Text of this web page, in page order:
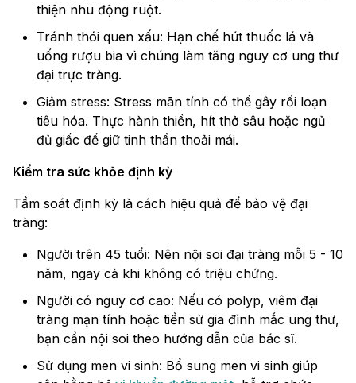
thiện nhu động ruột.
Tránh thói quen xấu: Hạn chế hút thuốc lá và
uống rượu bia vì chúng làm tăng nguy cơ ung thư
đại trực tràng.
Giảm stress: Stress mãn tính có thể gây rối loạn
tiêu hóa. Thực hành thiền, hít thở sâu hoặc ngủ
đủ giấc để giữ tinh thần thoải mái.
Kiểm tra sức khỏe định kỳ
Tầm soát định kỳ là cách hiệu quả để bảo vệ đại
tràng:
Người trên 45 tuổi: Nên nội soi đại tràng mỗi 5 - 10
năm, ngay cả khi không có triệu chứng.
Người có nguy cơ cao: Nếu có polyp, viêm đại
tràng mạn tính hoặc tiền sử gia đình mắc ung thư,
bạn cần nội soi theo hướng dẫn của bác sĩ.
Sử dụng men vi sinh: Bổ sung men vi sinh giúp